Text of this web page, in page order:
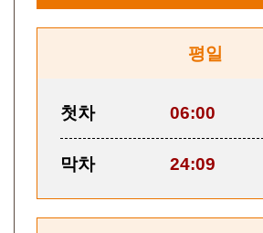
평일
첫차 06:00
막차 24:09